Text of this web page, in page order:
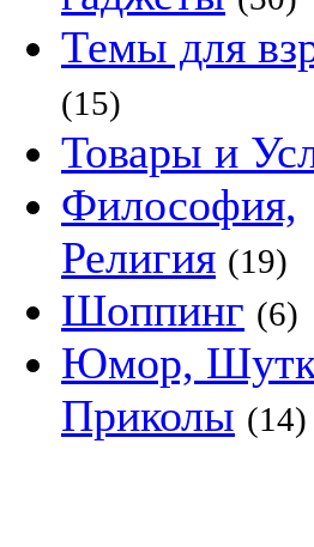
Темы для
(15)
Товары и
Философия,
Религия (19)
Шоппинг (6)
Юмор,
Приколы (14)